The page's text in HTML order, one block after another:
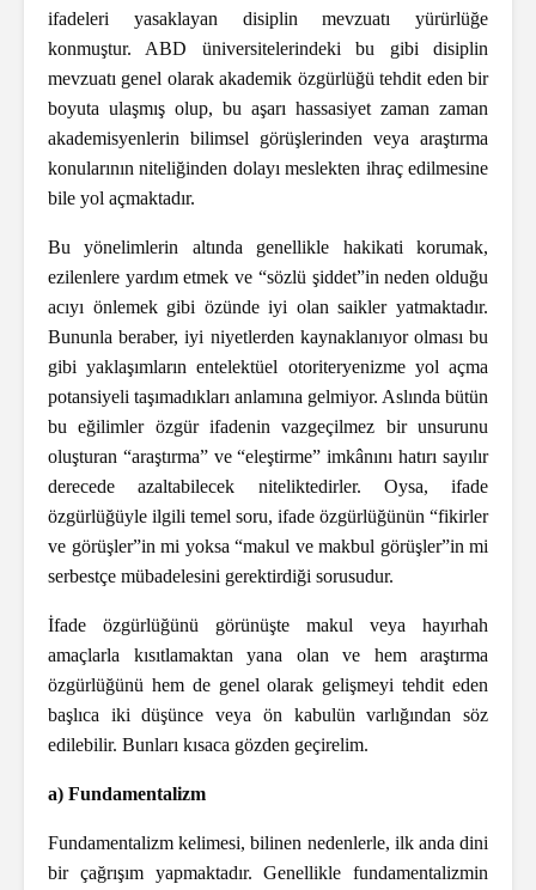
ifadeleri yasaklayan disiplin mevzuatı yürürlüğe
konmuştur. ABD üniversitelerindeki bu gibi disiplin
mevzuatı genel olarak akademik özgürlüğü tehdit eden bir
boyuta ulaşmış olup, bu aşarı hassasiyet zaman zaman
akademisyenlerin bilimsel görüşlerinden veya araştırma
konularının niteliğinden dolayı meslekten ihraç edilmesine
bile yol açmaktadır.
Bu yönelimlerin altında genellikle hakikati korumak,
ezilenlere yardım etmek ve “sözlü şiddet”in neden olduğu
acıyı önlemek gibi özünde iyi olan saikler yatmaktadır.
Bununla beraber, iyi niyetlerden kaynaklanıyor olması bu
gibi yaklaşımların entelektüel otoriteryenizme yol açma
potansiyeli taşımadıkları anlamına gelmiyor. Aslında bütün
bu eğilimler özgür ifadenin vazgeçilmez bir unsurunu
oluşturan “araştırma” ve “eleştirme” imkânını hatırı sayılır
derecede azaltabilecek niteliktedirler. Oysa, ifade
özgürlüğüyle ilgili temel soru, ifade özgürlüğünün “fikirler
ve görüşler”in mi yoksa “makul ve makbul görüşler”in mi
serbestçe mübadelesini gerektirdiği sorusudur.
İfade özgürlüğünü görünüşte makul veya hayırhah
amaçlarla kısıtlamaktan yana olan ve hem araştırma
özgürlüğünü hem de genel olarak gelişmeyi tehdit eden
başlıca iki düşünce veya ön kabulün varlığından söz
edilebilir. Bunları kısaca gözden geçirelim.
a) Fundamentalizm
Fundamentalizm kelimesi, bilinen nedenlerle, ilk anda dini
bir çağrışım yapmaktadır. Genellikle fundamentalizmin